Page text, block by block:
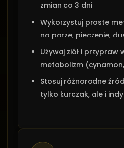
zmian co 3 dni
Wykorzystuj proste
na parze, pieczenie,
Używaj ziół i przypraw
metabolizm
Stosuj różnorodne
tylko kurczak, ale i